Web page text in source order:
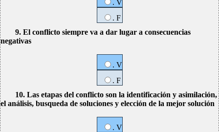
. V
. F
9. El conflicto siempre va a dar lugar a consecuencias
negativas
. V
. F
10. Las etapas del conflicto son la identificación y asimilación,
el análisis, busqueda de soluciones y elección de la mejor solución
. V